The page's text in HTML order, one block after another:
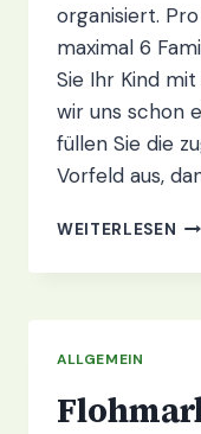
organisiert.
maximal 6
Sie Ihr Kind
wir uns schon
füllen Sie die
Vorfeld aus,
WEITERLESEN
ALLGEMEIN